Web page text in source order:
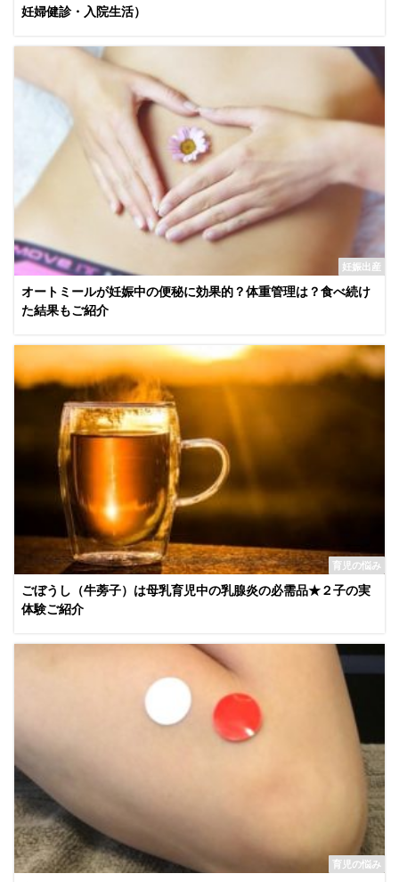
妊婦健診・入院生活）
妊娠出産
オートミールが妊娠中の便秘に効果的？体重管理は？食べ続け
た結果もご紹介
育児の悩み
ごぼうし（牛蒡子）は母乳育児中の乳腺炎の必需品★２子の実
体験ご紹介
育児の悩み